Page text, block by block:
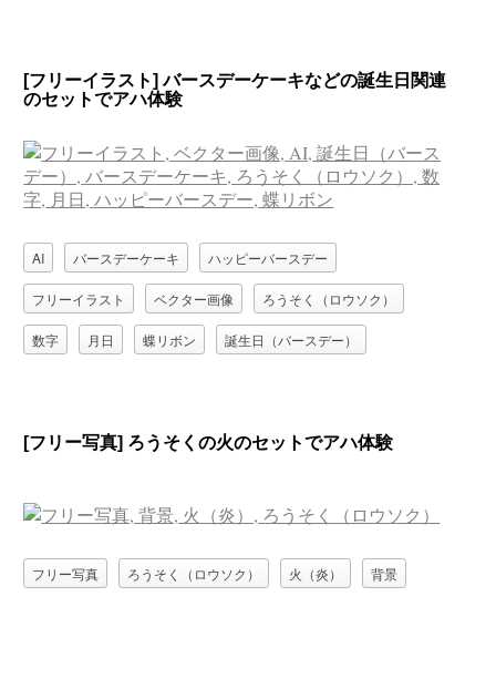
[フリーイラスト] バースデーケーキなどの誕生日関連
のセットでアハ体験
AI バースデーケーキ ハッピーバースデー
フリーイラスト ベクター画像 ろうそく（ロウソク）
数字 月日 蝶リボン 誕生日（バースデー）
[フリー写真] ろうそくの火のセットでアハ体験
フリー写真 ろうそく（ロウソク） 火（炎） 背景